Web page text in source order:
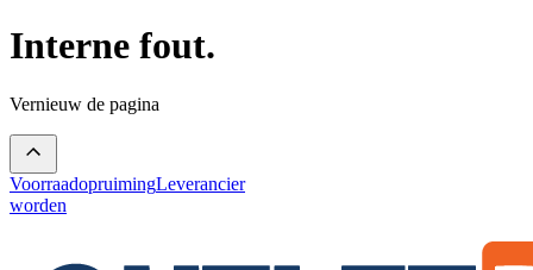
Interne fout.
Vernieuw de pagina
VoorraadopruimingLeverancier
worden